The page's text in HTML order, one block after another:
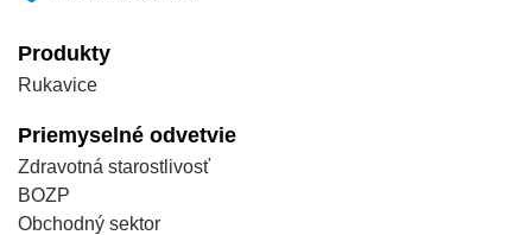
Produkty
Rukavice
Priemyselné odvetvie
Zdravotná starostlivosť
BOZP
Obchodný sektor